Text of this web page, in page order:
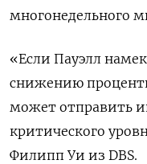
многонедельного
«Если Пауэлл
снижению
может отправить
критического
Филипп Уи из DBS.